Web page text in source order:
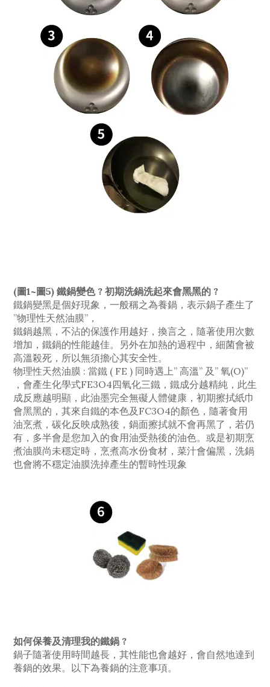
(圖1~圖5) 鐵鍋變色 ? 初期洗鍋洗起來會黑黑的 ?
鐵鍋變黑是個好現象，一般稱之為養鍋，表示鍋子產生了
”物理性天然油膜”，
鐵鍋越黑，不沾的保護作用越好，換言之，隨著使用次數
增加，鐵鍋的性能越佳。另外在加熱的過程中，細菌會被
高溫殺死，所以無須擔心其安全性。
物理性天然油膜 : 當鐵 ( FE ) 同時遇上” 高溫” 及” 氧(O)”
，會產生化學式FE3O4四氧化三鐵，鐵成分越精純，此生
成反應越明顯，此油墨完全無礙人體健康，初期擦拭紙巾
會黑黑的，其來自鐵的本色及FC3O4的顏色，隨著食用
油烹煮，碳化反映成熟後，鍋面擦拭就不會再黑了，若仍
有，多半會是您加入的食用油受熱後的油色。或是初期烹
煮油膜尚未穩定時，烹煮高水份食材，菜汁會偏黑，洗鍋
也會將不穩定油膜洗掉產生的暫時性現象
如何保養及清理我的鐵鍋 ?
鍋子隨著使用時間越長，其性能也會越好，會自然地達到
養鍋的效果。以下為養鍋的注意事項。